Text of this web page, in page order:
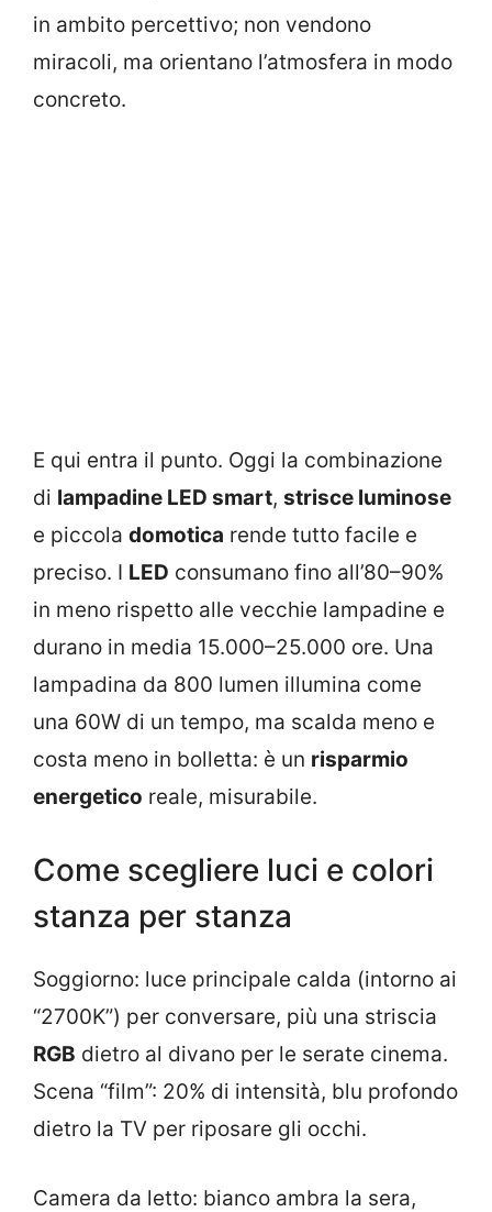
in ambito percettivo; non vendono
miracoli, ma orientano l’atmosfera in modo
concreto.
E qui entra il punto. Oggi la combinazione
di lampadine LED smart, strisce luminose
e piccola domotica rende tutto facile e
preciso. I LED consumano fino all’80–90%
in meno rispetto alle vecchie lampadine e
durano in media 15.000–25.000 ore. Una
lampadina da 800 lumen illumina come
una 60W di un tempo, ma scalda meno e
costa meno in bolletta: è un risparmio
energetico reale, misurabile.
Come scegliere luci e colori
stanza per stanza
Soggiorno: luce principale calda (intorno ai
“2700K”) per conversare, più una striscia
RGB dietro al divano per le serate cinema.
Scena “film”: 20% di intensità, blu profondo
dietro la TV per riposare gli occhi.
Camera da letto: bianco ambra la sera,